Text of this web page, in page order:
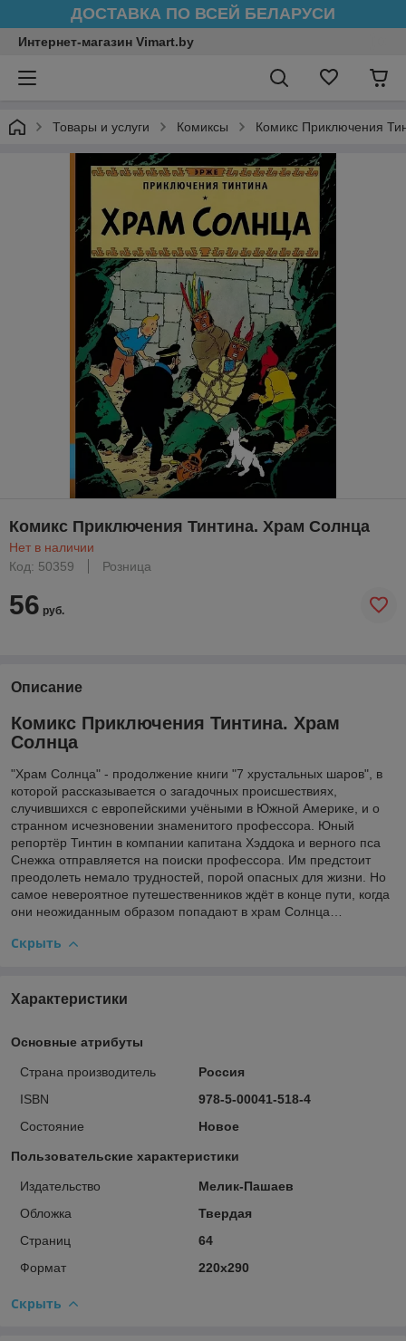
ДОСТАВКА ПО ВСЕЙ БЕЛАРУСИ
Интернет-магазин Vimart.by
Товары и услуги Комиксы Комикс Приключения
Комикс Приключения Тинтина. Храм Солнца
Нет в наличии
Код: 50359
Розница
56 руб.
Описание
Комикс Приключения Тинтина. Храм
Солнца
"Храм Солнца" - продолжение книги "7 хрустальных шаров", в
которой рассказывается о загадочных происшествиях,
случившихся с европейскими учёными в Южной Америке, и о
странном исчезновении знаменитого профессора. Юный
репортёр Тинтин в компании капитана Хэддока и верного пса
Снежка отправляется на поиски профессора. Им предстоит
преодолеть немало трудностей, порой опасных для жизни. Но
самое невероятное путешественников ждёт в конце пути, когда
они неожиданным образом попадают в храм Солнца…
Скрыть
Характеристики
Основные атрибуты
Страна производитель
Россия
ISBN
978-5-00041-518-4
Состояние
Новое
Пользовательские характеристики
Издательство
Мелик-Пашаев
Обложка
Твердая
Страниц
64
Формат
220х290
Скрыть